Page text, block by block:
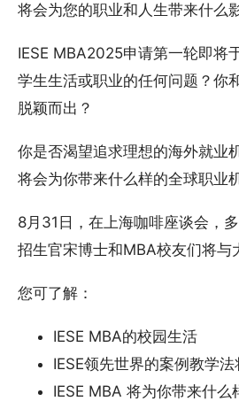
将会为您的职业和人生带来什么
IESE MBA2025申请第一轮即将
学生生活或职业的任何问题？你
脱颖而出？
你是否渴望追求理想的海外就业
将会为你带来什么样的全球职业
8月31日，在上海咖啡座谈会，
招生官宋博士和MBA校友们将
您可了解：
IESE MBA的校园生活
IESE领先世界的案例教学
IESE MBA 将为你带来什